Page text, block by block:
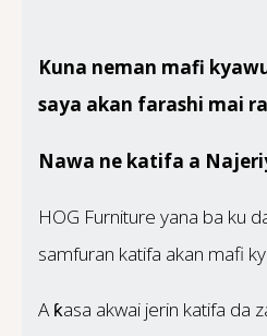
Kuna neman mafi
saya akan farashi mai
Nawa ne katifa a
HOG Furniture yana ba ku
samfuran katifa akan mafi
A ƙasa akwai jerin katifa da